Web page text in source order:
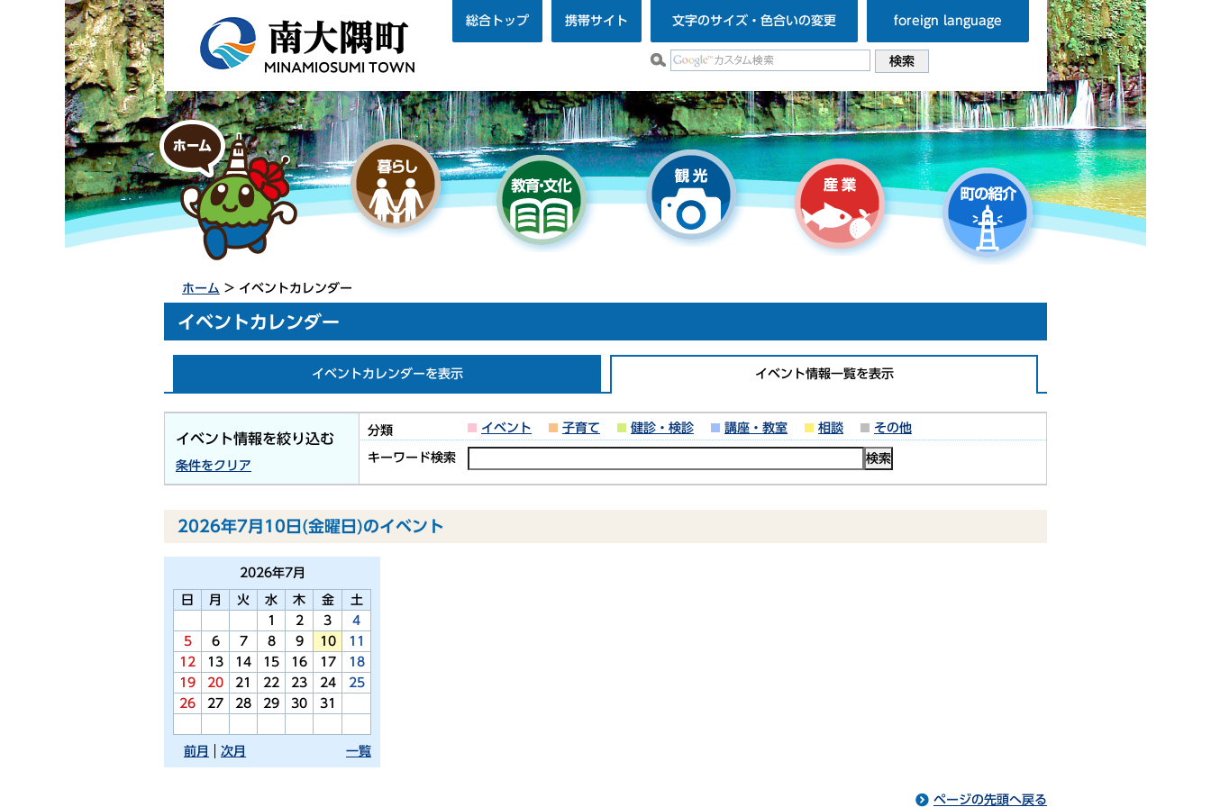
総合トップ 携帯サイト 文字のサイズ・色合いの変更 foreign language
ホーム > イベントカレンダー
イベントカレンダー
イベントカレンダーを表示 イベント情報一覧を表示
イベント情報を絞り込む
条件をクリア
分類 イベント 子育て 健診・検診 講座・教室 相談 その他
キーワード検索
2026年7月10日(金曜日)のイベント
2026年7月
日 月 火 水 木 金
土
1
2 3
4
5
6 7 8 9 10
11
12
13 14 15 16 17
18
19
20 21 22 23 24
25
26
27 28 29 30 31
前月 一覧
次月
ページの先頭へ戻る